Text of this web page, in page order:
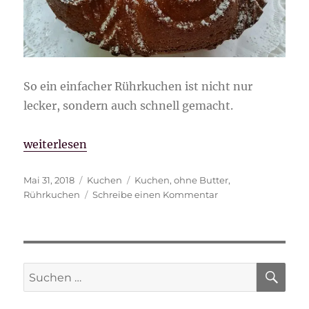
So ein einfacher Rührkuchen ist nicht nur
lecker, sondern auch schnell gemacht.
„Rührkuchen ohne Butter“
weiterlesen
Veröffentlicht
am
Mai 31, 2018 Kategorien
Kuchen Schlagwörter
Kuchen,ohne Butter,
Rührkuchen
Schreibe einen Kommentarzu
Suche
nach: